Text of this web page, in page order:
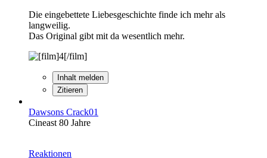
Die eingebettete Liebesgeschichte finde ich mehr als
langweilig.
Das Original gibt mit da wesentlich mehr.
Inhalt melden
Zitieren
Dawsons Crack01
Cineast 80 Jahre
Reaktionen